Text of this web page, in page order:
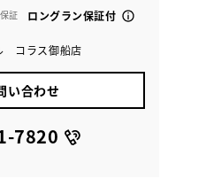
保証 ロングラン保証付
コラス御船店
い合わせ
7820